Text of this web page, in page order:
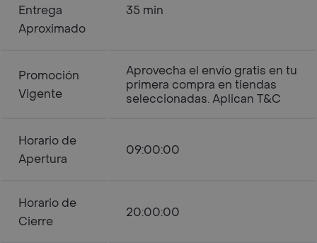
Entrega
Aproximado
35 min
Promoción
Vigente
Aprovecha el envío gratis en tu
primera compra en tiendas
seleccionadas. Aplican T&C
Horario de
Apertura
09:00:00
Horario de
Cierre
20:00:00